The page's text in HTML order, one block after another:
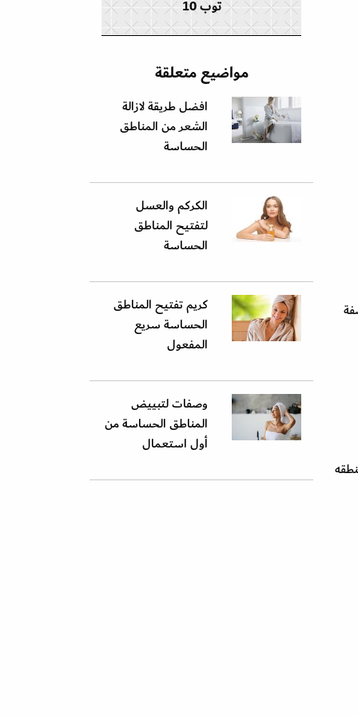
توب 10
مواضيع متعلقة
افضل طريقة لازالة
الشعر من المناطق
الحساسة
الكركم والعسل
لتفتيح المناطق
الحساسة
كريم تفتيح المناطق
الحساسة سريع
المفعول
وصفات لتبييض
المناطق الحساسة من
أول استعمال